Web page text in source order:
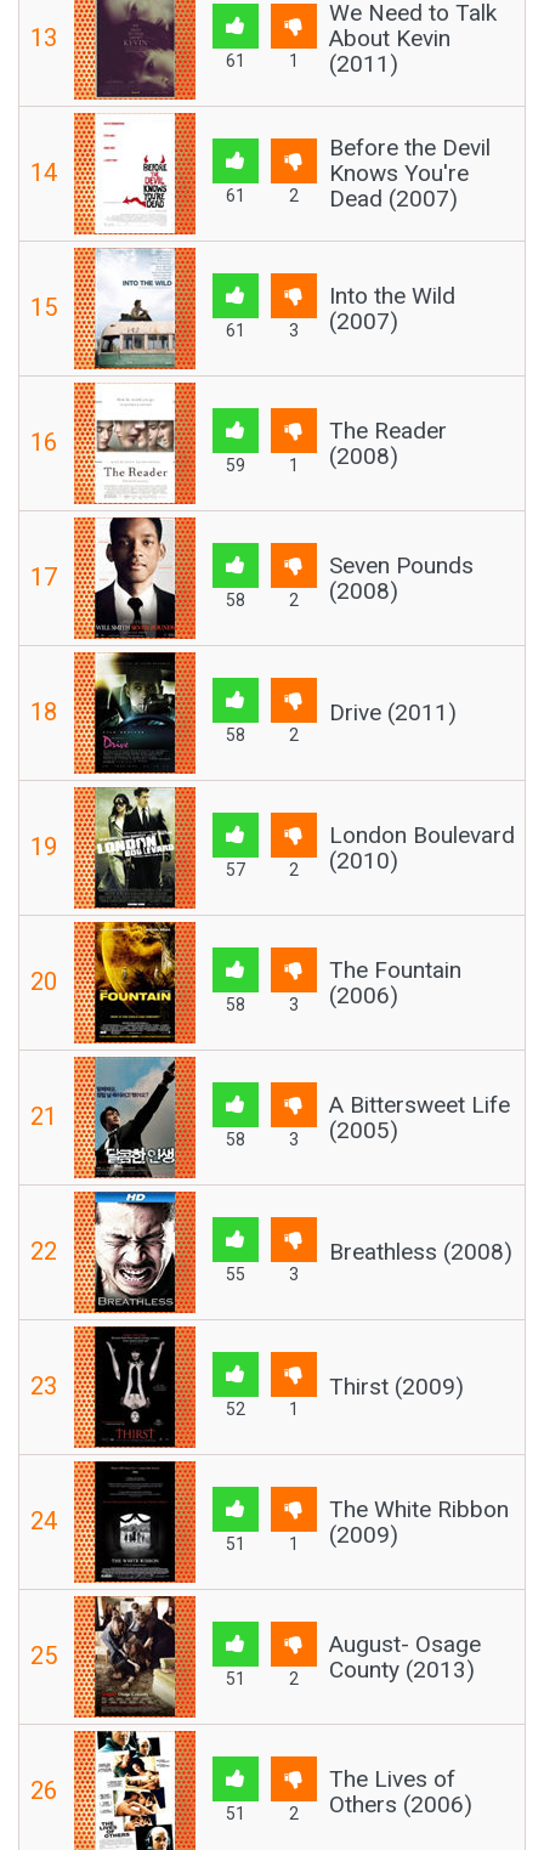
13
61 1
We Need to Talk
About Kevin
(2011)
14
61 2
Before the Devil
Knows You're
Dead (2007)
15
61 3
Into the Wild
(2007)
16
59 1
The Reader
(2008)
17
58 2
Seven Pounds
(2008)
18
58 2
Drive (2011)
19
57 2
London Boulevard
(2010)
20
58 3
The Fountain
(2006)
21
58 3
A Bittersweet Life
(2005)
22
55 3
Breathless (2008)
23
52 1
Thirst (2009)
24
51 1
The White Ribbon
(2009)
25
51 2
August- Osage
County (2013)
26
51 2
The Lives of
Others (2006)